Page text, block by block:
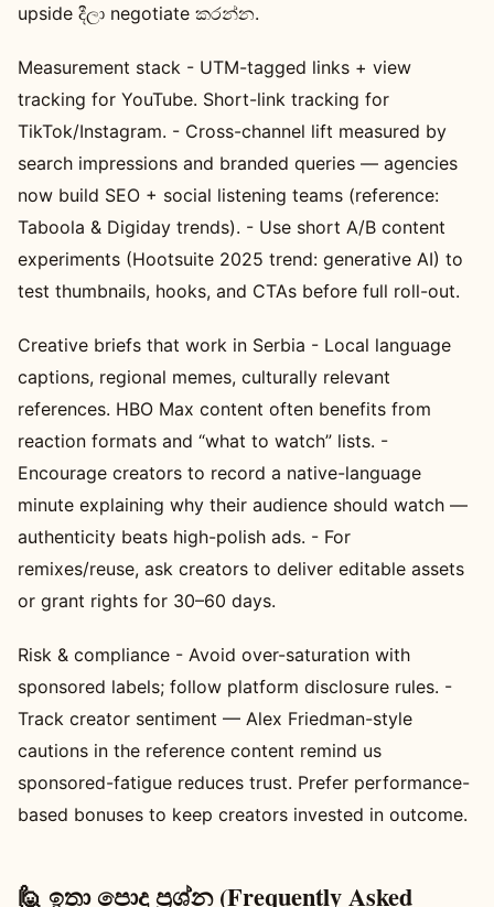
upside දීලා negotiate කරන්න.
Measurement stack - UTM-tagged links + view
tracking for YouTube. Short-link tracking for
TikTok/Instagram. - Cross-channel lift measured by
search impressions and branded queries — agencies
now build SEO + social listening teams (reference:
Taboola & Digiday trends). - Use short A/B content
experiments (Hootsuite 2025 trend: generative AI) to
test thumbnails, hooks, and CTAs before full roll-out.
Creative briefs that work in Serbia - Local language
captions, regional memes, culturally relevant
references. HBO Max content often benefits from
reaction formats and “what to watch” lists. -
Encourage creators to record a native-language
minute explaining why their audience should watch —
authenticity beats high-polish ads. - For
remixes/reuse, ask creators to deliver editable assets
or grant rights for 30–60 days.
Risk & compliance - Avoid over-saturation with
sponsored labels; follow platform disclosure rules. -
Track creator sentiment — Alex Friedman-style
cautions in the reference content remind us
sponsored-fatigue reduces trust. Prefer performance-
based bonuses to keep creators invested in outcome.
🙋 ඉතා පොදු ප්‍රශ්න (Frequently Asked